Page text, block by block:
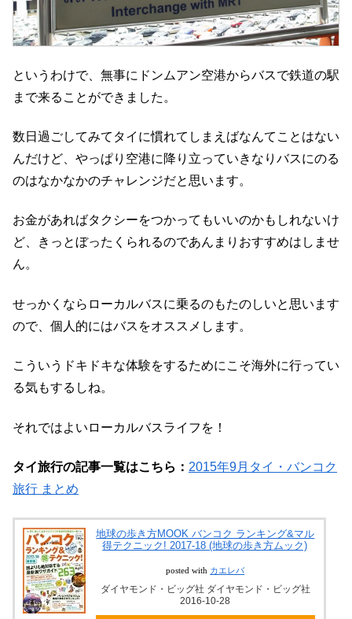
というわけで、無事にドンムアン空港からバスで鉄道の駅
まで来ることができました。
数日過ごしてみてタイに慣れてしまえばなんてことはない
んだけど、やっぱり空港に降り立っていきなりバスにのる
のはなかなかのチャレンジだと思います。
お金があればタクシーをつかってもいいのかもしれないけ
ど、きっとぼったくられるのであんまりおすすめはしませ
ん。
せっかくならローカルバスに乗るのもたのしいと思います
ので、個人的にはバスをオススメします。
こういうドキドキな体験をするためにこそ海外に行ってい
る気もするしね。
それではよいローカルバスライフを！
タイ旅行の記事一覧はこちら： 2015年9月タイ・バンコク
旅行 まとめ
地球の歩き方MOOK バンコク ランキング&マル
得テクニック! 2017-18 (地球の歩き方ムック)
posted with カエレバ
ダイヤモンド・ビッグ社 ダイヤモンド・ビッグ社
2016-10-28